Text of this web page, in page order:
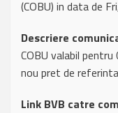
(COBU) in data de
Descriere
COBU valabil
nou pret de
Link BVB catre